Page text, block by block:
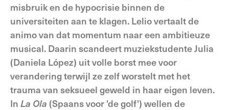
misbruik en de hypocrisie binnen de
universiteiten aan te klagen. Lelio vertaalt de
animo van dat momentum naar een ambitieuze
musical. Daarin scandeert muziekstudente Julia
(Daniela López) uit volle borst mee voor
verandering terwijl ze zelf worstelt met het
trauma van seksueel geweld in haar eigen leven.
In La Ola (Spaans voor 'de golf') wellen de